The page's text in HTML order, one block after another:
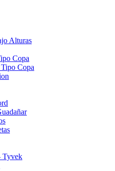
Alturas
Copa
Copa
Tyvek